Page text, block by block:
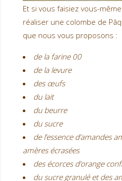
Et si vous faisiez vous-
réaliser une colombe de
que nous vous proposons :
de la farine 00
de la levure
des œufs
du lait
du beurre
du sucre
de l’essence d’amandes
amères écrasées
des écorces d’orange
du sucre granulé et des